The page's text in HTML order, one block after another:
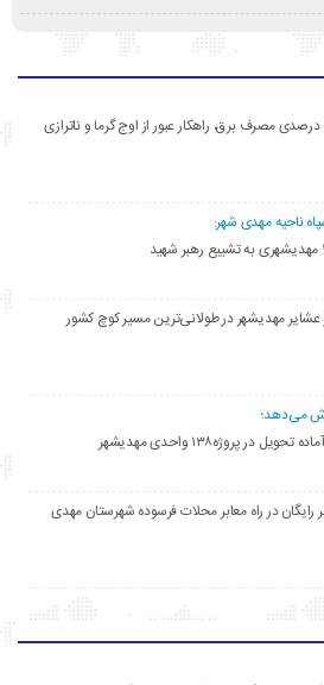
کاهش ۱۰ درصدی مصرف برق، راهکار عبور از اوج گرما و ناترازی
ناحیه مهدی شهر:
عشایر مهدیشهر در طولانی‌ترین مسیر کوچ کشور
می‌دهد؛
قیر رایگان در راه معابر محلات فرسوده شهرستان مهدی